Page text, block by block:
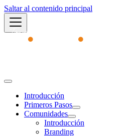
Saltar al contenido principal
Introducción
Primeros Pasos
Comunidades
Introducción
Branding